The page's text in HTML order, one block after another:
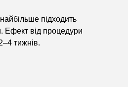
підходить
Ефект від процедури
тижнів.